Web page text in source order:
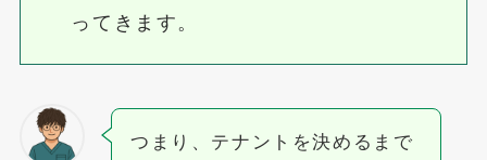
ってきます。
つまり、テナントを決めるまで